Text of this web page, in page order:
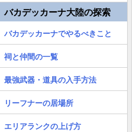
バカデッカーナ大陸の探索
バカデッカーナでやるべきこと
祠と仲間の一覧
最強武器・道具の入手方法
リーフナーの居場所
エリアランクの上げ方